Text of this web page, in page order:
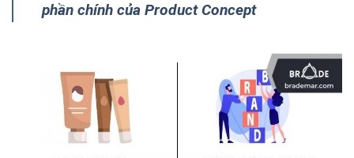
phần chính của Product Concept